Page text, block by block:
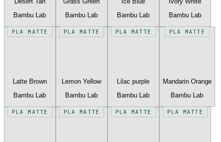
Bambu Lab
Bambu Lab
Bambu Lab
Bambu Lab
PLA MATTE
Latte Brown
Bambu Lab
PLA MATTE
Lemon Yellow
Bambu Lab
PLA MATTE
Lilac purple
Bambu Lab
PLA MATTE
Mandarin Orange
Bambu Lab
PLA MATTE PLA MATTE PLA MATTE PLA MATTE